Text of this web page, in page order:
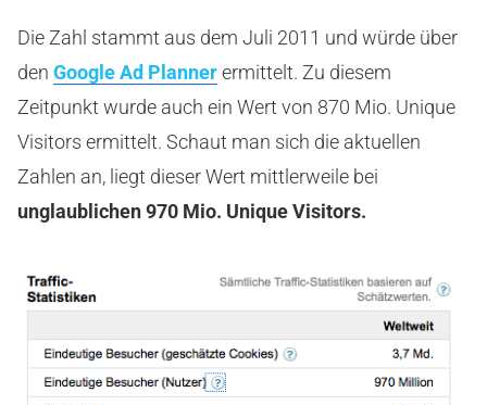
Die Zahl stammt aus dem Juli 2011 und würde über
den Google Ad Plannerermittelt. Zu diesem
Zeitpunkt wurde auch ein Wert von 870 Mio. Unique
Visitors ermittelt. Schaut man sich die aktuellen
Zahlen an, liegt dieser Wert mittlerweile bei
unglaublichen 970 Mio. Unique Visitors.